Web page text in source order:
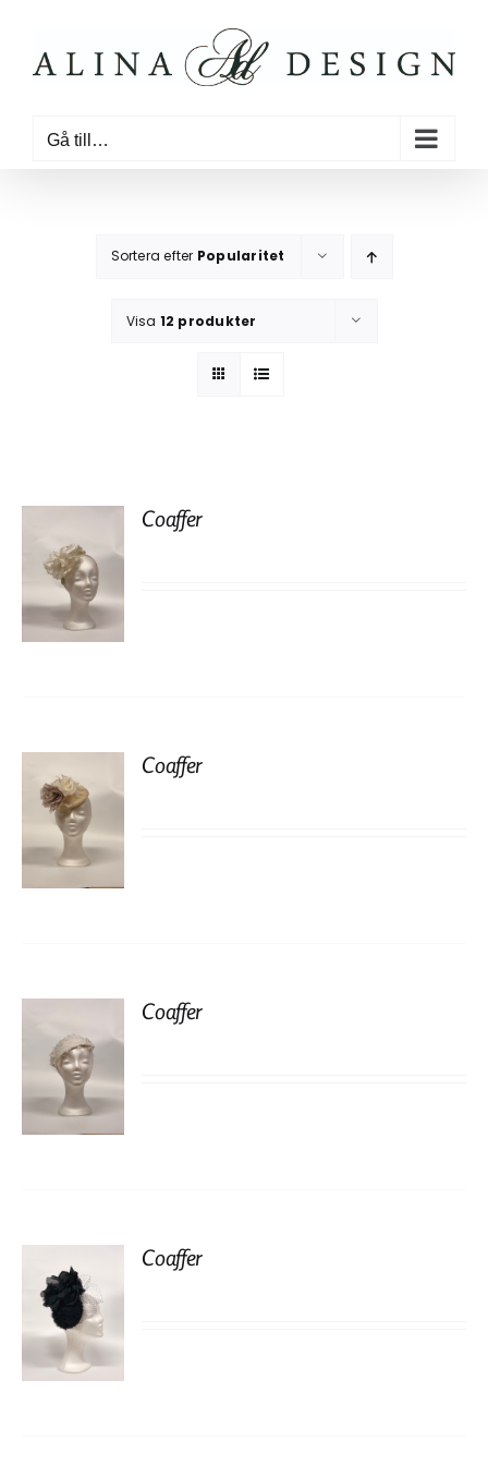
innehållet
Gå till…
Sortera efter Popularitet
Visa 12 produkter
Coaffer
Coaffer
Coaffer
Coaffer